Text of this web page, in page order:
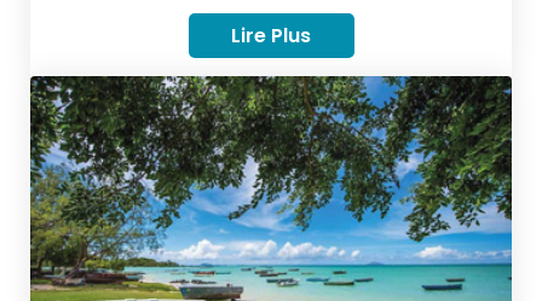
little streets, its corrugated iron huts, its beach and,
of course, its inhabitants, Trou d’Eau Douce is a
captivating place. Being a fishermen village, it's very
common to see some of them early in the morning,
unravelling their nets or fishing materials at the
Débarcadère, the fish landing station.
Lire Plus